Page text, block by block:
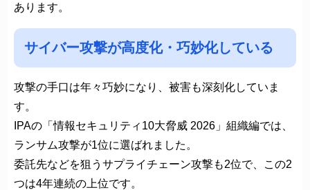
あります。
サイバー攻撃が高度化・巧妙化している
攻撃の手口は年々巧妙になり、被害も深刻化していま
す。
IPAの「情報セキュリティ10大脅威 2026」組織編では、
ランサム攻撃が1位に選ばれました。
委託先などを狙うサプライチェーン攻撃も2位で、この2
つは4年連続の上位です。